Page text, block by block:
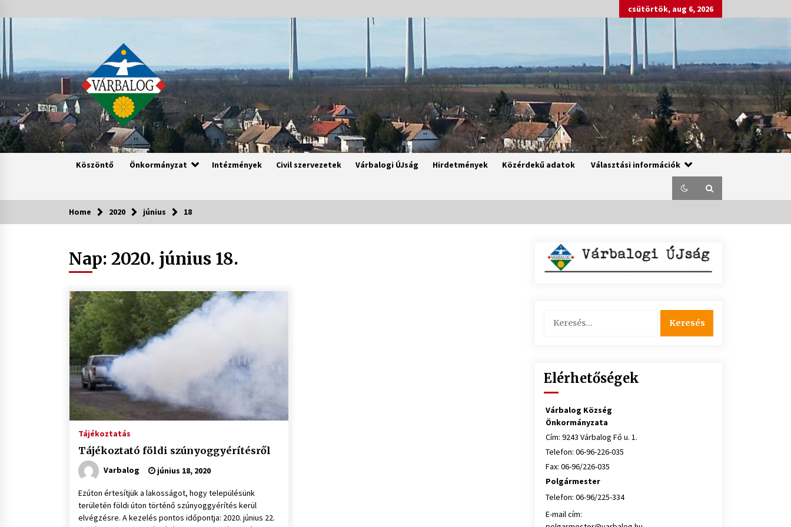
to
content
csütörtök, aug 6, 2026
Köszöntő Önkormányzat Intézmények Civil szervezetek Várbalogi ÚJság Hirdetmények Közérdekű adatok Választási információk
Home 2020 június 18
Nap: 2020. június 18.
Tájékoztatás
Tájékoztató földi szúnyoggyérítésről
Varbalog június 18, 2020
Ezúton értesítjük a lakosságot, hogy településünk
területén földi úton történő szúnyoggyérítés kerül
elvégzésre. A kezelés pontos időpontja: 2020. június 22.
Elérhetőségek
Várbalog Község
Önkormányzata
Cím: 9243 Várbalog Fő u. 1.
Telefon: 06-96-226-035
Fax: 06-96/226-035
Polgármester
Telefon: 06-96/225-334
E-mail cím: